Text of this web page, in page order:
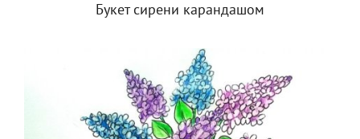
Букет сирени карандашом